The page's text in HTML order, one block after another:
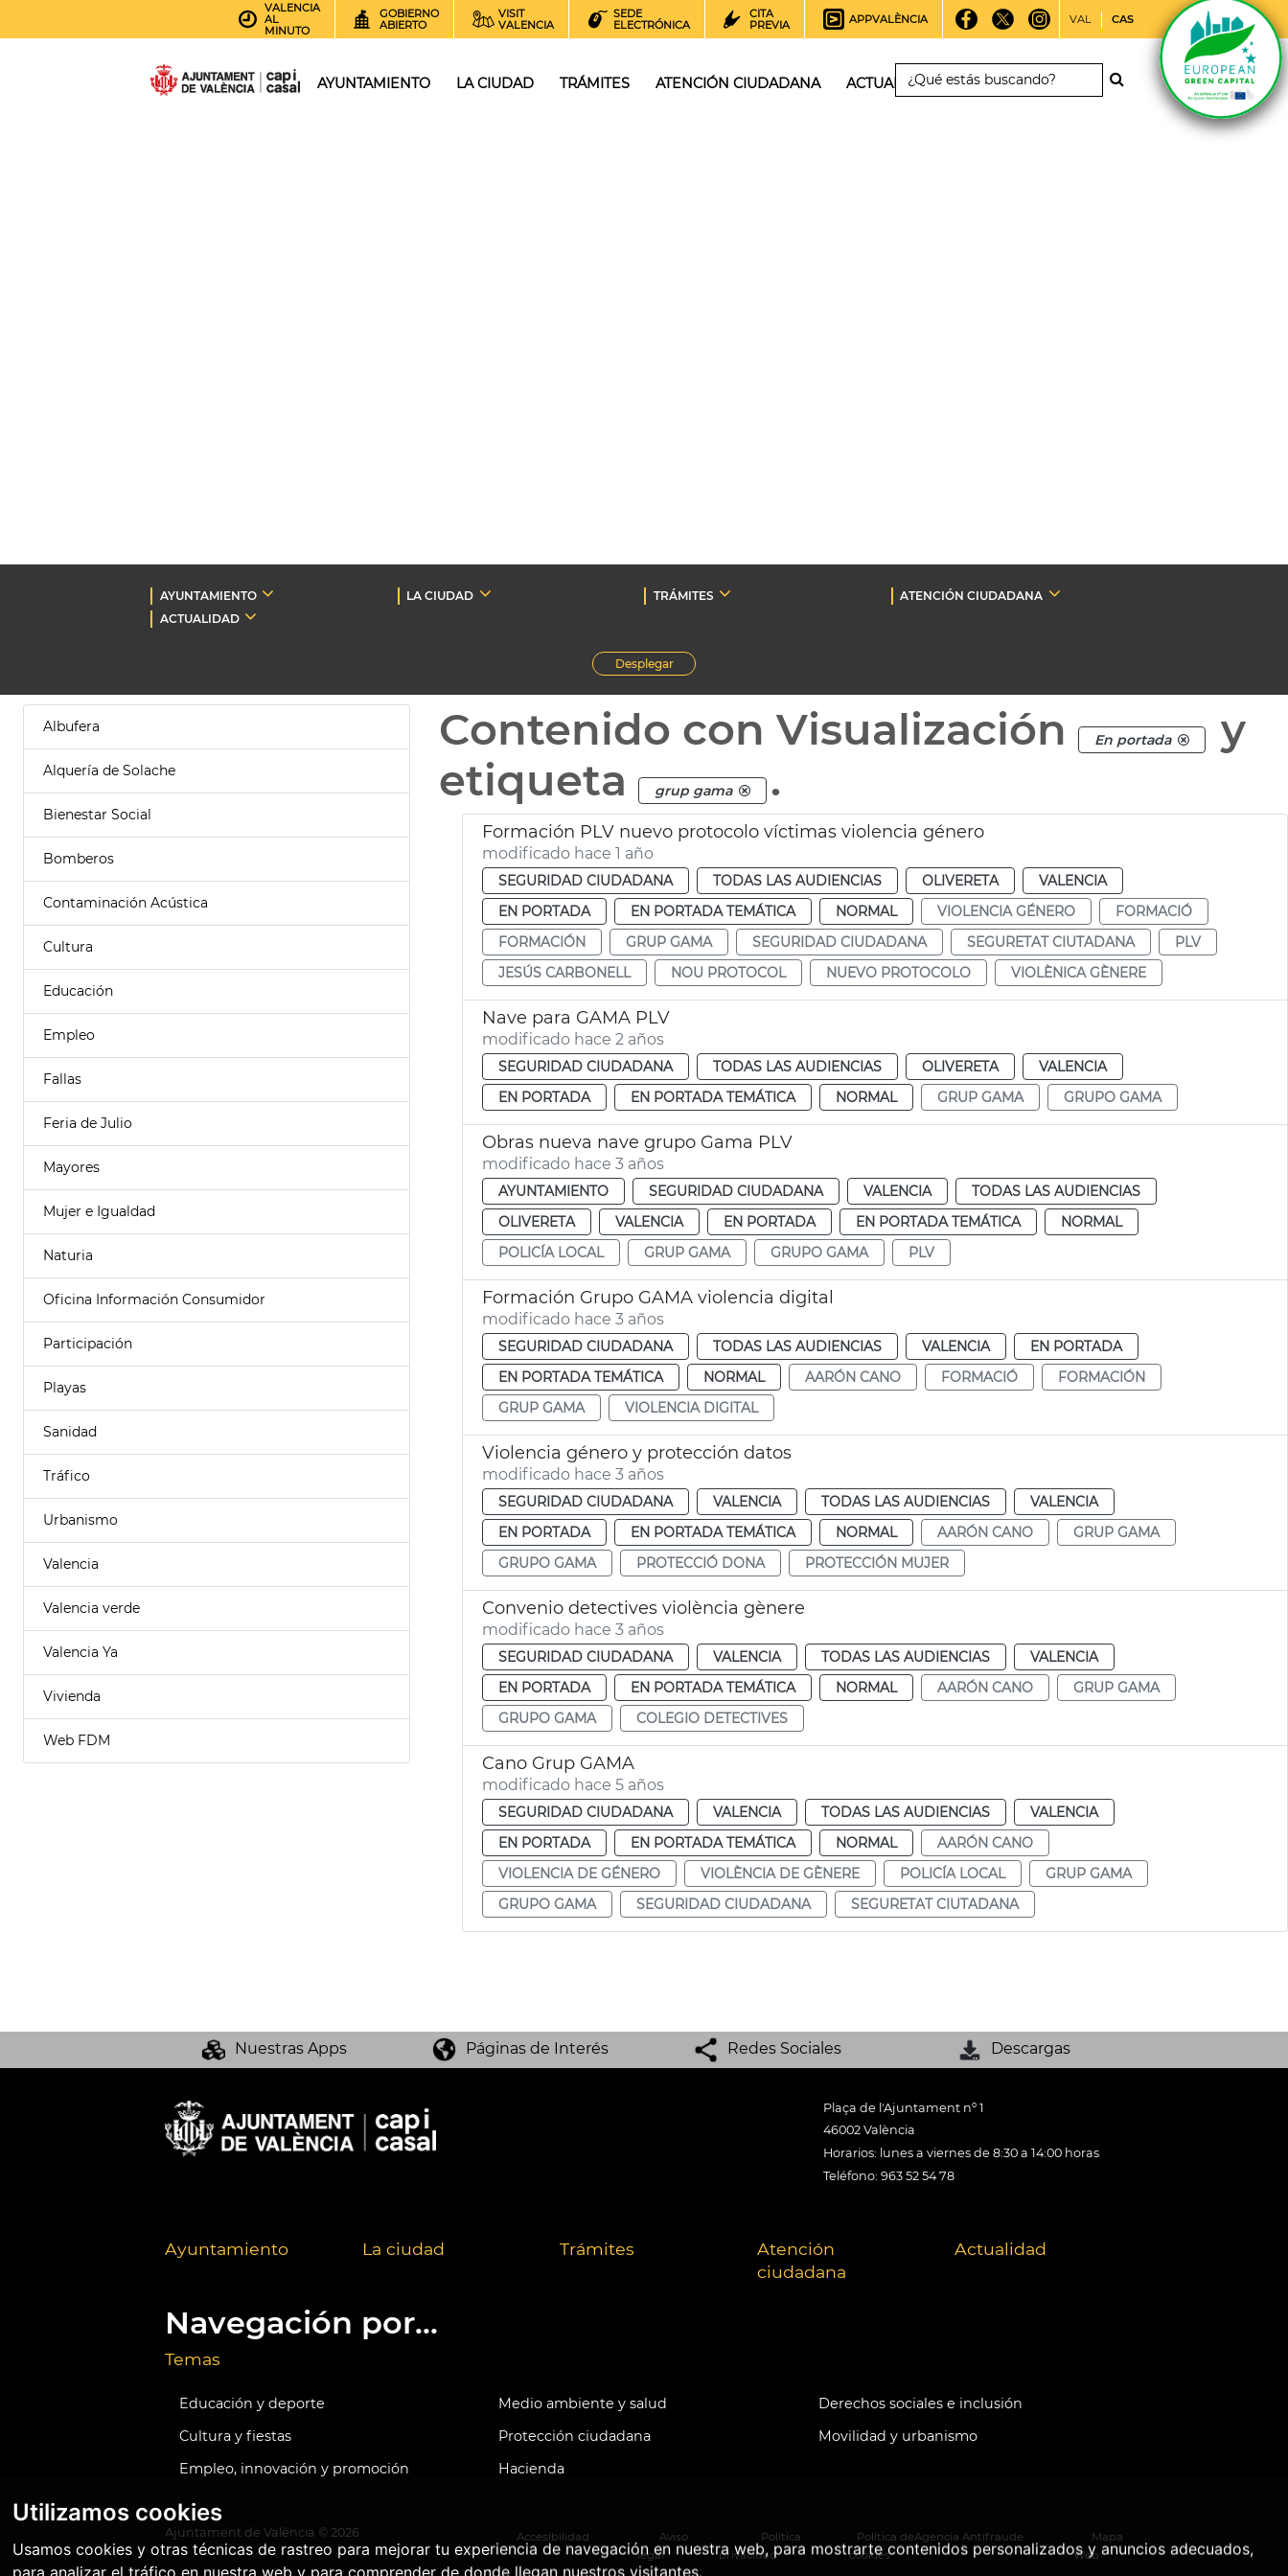
Utilizamos cookies
Usamos cookies y otras técnicas de rastreo para mejorar tu experiencia de navegación en nuestra web, para mostrarte contenidos personalizados y anuncios adecuados,
para analizar el tráfico en nuestra web y para comprender de donde llegan nuestros visitantes.
VALENCIA
AL
MINUTO
GOBIERNO
ABIERTO
VISIT
VALENCIA
SEDE
ELECTRÓNICA
CITA
PREVIA
APPVALÈNCIA VAL CAS
AYUNTAMIENTO LA CIUDAD TRÁMITES ATENCIÓN CIUDADANA ACTUALIDAD
AYUNTAMIENTO LA CIUDAD TRÁMITES
ATENCIÓN CIUDADANA
ACTUALIDAD
Desplegar
Albufera
Alquería de Solache
Bienestar Social
Bomberos
Contaminación Acústica
Cultura
Educación
Empleo
Fallas
Feria de Julio
Mayores
Mujer e Igualdad
Naturia
Oficina Información Consumidor
Participación
Playas
Sanidad
Tráfico
Urbanismo
Valencia
Valencia verde
Valencia Ya
Vivienda
Web FDM
Contenido con Visualización En portada
y
etiqueta
grup gama .
Formación PLV nuevo protocolo víctimas violencia género
modificado hace 1 año
SEGURIDAD CIUDADANA TODAS LAS AUDIENCIAS OLIVERETA
VALENCIA
EN PORTADA
EN PORTADA TEMÁTICA NORMAL VIOLENCIA GÉNERO
FORMACIÓ
FORMACIÓN
GRUP GAMA SEGURIDAD CIUDADANA SEGURETAT CIUTADANA
PLV
JESÚS CARBONELL
NOU PROTOCOL NUEVO PROTOCOLO VIOLÈNICA GÈNERE
Nave para GAMA PLV
modificado hace 2 años
SEGURIDAD CIUDADANA TODAS LAS AUDIENCIAS OLIVERETA
VALENCIA
EN PORTADA
EN PORTADA TEMÁTICA NORMAL GRUP GAMA GRUPO GAMA
Obras nueva nave grupo Gama PLV
modificado hace 3 años
AYUNTAMIENTO SEGURIDAD CIUDADANA VALENCIA
TODAS LAS AUDIENCIAS
OLIVERETA
VALENCIA EN PORTADA EN PORTADA TEMÁTICA
NORMAL
POLICÍA LOCAL
GRUP GAMA GRUPO GAMA PLV
Formación Grupo GAMA violencia digital
modificado hace 3 años
SEGURIDAD CIUDADANA TODAS LAS AUDIENCIAS VALENCIA
EN PORTADA
EN PORTADA TEMÁTICA
NORMAL AARÓN CANO FORMACIÓ
FORMACIÓN
GRUP GAMA
VIOLENCIA DIGITAL
Violencia género y protección datos
modificado hace 3 años
SEGURIDAD CIUDADANA VALENCIA TODAS LAS AUDIENCIAS
VALENCIA
EN PORTADA
EN PORTADA TEMÁTICA NORMAL AARÓN CANO
GRUP GAMA
GRUPO GAMA
PROTECCIÓ DONA PROTECCIÓN MUJER
Convenio detectives violència gènere
modificado hace 3 años
SEGURIDAD CIUDADANA VALENCIA TODAS LAS AUDIENCIAS
VALENCIA
EN PORTADA
EN PORTADA TEMÁTICA NORMAL AARÓN CANO
GRUP GAMA
GRUPO GAMA
COLEGIO DETECTIVES
Cano Grup GAMA
modificado hace 5 años
SEGURIDAD CIUDADANA VALENCIA TODAS LAS AUDIENCIAS
VALENCIA
EN PORTADA
EN PORTADA TEMÁTICA NORMAL
AARÓN CANO
VIOLENCIA DE GÉNERO
VIOLÈNCIA DE GÈNERE POLICÍA LOCAL
GRUP GAMA
GRUPO GAMA
SEGURIDAD CIUDADANA SEGURETAT CIUTADANA
Nuestras Apps Páginas de Interés Redes Sociales Descargas
Plaça de l'Ajuntament nº 1
46002 València
Horarios: lunes a viernes de 8:30 a 14:00 horas
Teléfono: 963 52 54 78
Ayuntamiento La ciudad Trámites
Atención
ciudadana
Actualidad
Navegación por...
Temas
Educación y deporte Medio ambiente y salud
Derechos sociales e inclusión
Cultura y fiestas
Protección ciudadana
Movilidad y urbanismo
Empleo, innovación y promoción
Hacienda
Ajuntament de València © 2026 Accesibilidad
Aviso
legal
Política
privacidad
Política de
cookies
Agencia Antifraude
Mapa
Web